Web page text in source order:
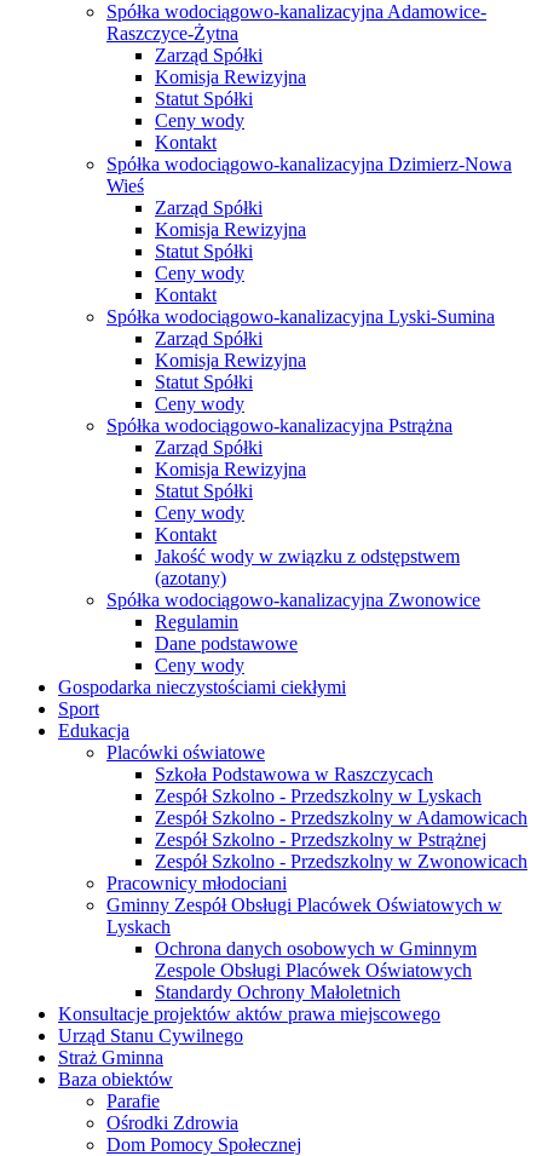
Spółka wodociągowo-kanalizacyjna Adamowice-
Raszczyce-Żytna
Zarząd Spółki
Komisja Rewizyjna
Statut Spółki
Ceny wody
Kontakt
Spółka wodociągowo-kanalizacyjna Dzimierz-Nowa
Wieś
Zarząd Spółki
Komisja Rewizyjna
Statut Spółki
Ceny wody
Kontakt
Spółka wodociągowo-kanalizacyjna Lyski-Sumina
Zarząd Spółki
Komisja Rewizyjna
Statut Spółki
Ceny wody
Spółka wodociągowo-kanalizacyjna Pstrążna
Zarząd Spółki
Komisja Rewizyjna
Statut Spółki
Ceny wody
Kontakt
Jakość wody w związku z odstępstwem
(azotany)
Spółka wodociągowo-kanalizacyjna Zwonowice
Regulamin
Dane podstawowe
Ceny wody
Gospodarka nieczystościami ciekłymi
Sport
Edukacja
Placówki oświatowe
Szkoła Podstawowa w Raszczycach
Zespół Szkolno - Przedszkolny w Lyskach
Zespół Szkolno - Przedszkolny w Adamowicach
Zespół Szkolno - Przedszkolny w Pstrążnej
Zespół Szkolno - Przedszkolny w Zwonowicach
Pracownicy młodociani
Gminny Zespół Obsługi Placówek Oświatowych w
Lyskach
Ochrona danych osobowych w Gminnym
Zespole Obsługi Placówek Oświatowych
Standardy Ochrony Małoletnich
Konsultacje projektów aktów prawa miejscowego
Urząd Stanu Cywilnego
Straż Gminna
Baza obiektów
Parafie
Ośrodki Zdrowia
Dom Pomocy Społecznej